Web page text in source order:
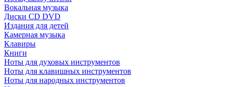
Вокальная музыка
Диски CD DVD
Издания для детей
Камерная музыка
Клавиры
Книги
Ноты для духовых инструментов
Ноты для клавишных инструментов
Ноты для народных инструментов